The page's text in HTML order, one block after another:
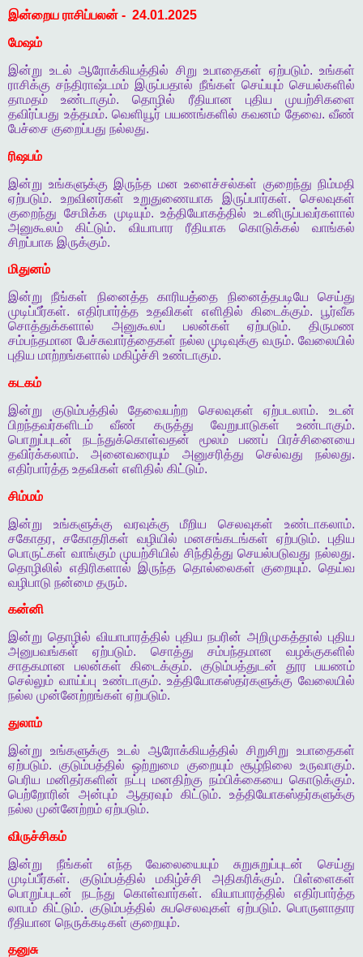
இன்றைய ராசிப்பலன் - 24.01.2025
மேஷம்
இன்று உடல் ஆரோக்கியத்தில் சிறு உபாதைகள் ஏற்படும். உங்கள்
ராசிக்கு சந்திராஷ்டமம் இருப்பதால் நீங்கள் செய்யும் செயல்களில்
தாமதம்
உண்டாகும்.தொழில் ரீதியான புதிய
முயற்சிகளை
தவிர்ப்பது உத்தமம். வெளியூர் பயணங்களில் கவனம் தேவை. வீண்
பேச்சை குறைப்பது நல்லது.
ரிஷபம்
இன்று உங்களுக்கு இருந்த மன உளைச்சல்கள் குறைந்து நிம்மதி
ஏற்படும்.உறவினர்கள் உறுதுணையாக இருப்பார்கள். செலவுகள்
குறைந்து சேமிக்க முடியும்.உத்தியோகத்தில் உடனிருப்பவர்களால்
அனுகூலம்
கிட்டும். வியாபார ரீதியாக கொடுக்கல்
வாங்கல்
சிறப்பாக இருக்கும்.
மிதுனம்
இன்று
நீங்கள் நினைத்த காரியத்தை நினைத்தபடியே
செய்து
முடிப்பீர்கள். எதிர்பார்த்த உதவிகள் எளிதில் கிடைக்கும். பூர்வீக
சொத்துக்களால்
அனுகூலப் பலன்கள் ஏற்படும். திருமண
சம்பந்தமான பேச்சுவார்த்தைகள் நல்ல முடிவுக்கு வரும்.வேலையில்
புதிய மாற்றங்களால் மகிழ்ச்சி உண்டாகும்.
கடகம்
இன்று
குடும்பத்தில் தேவையற்ற செலவுகள் ஏற்படலாம்.உடன்
பிறந்தவர்களிடம்
வீண் கருத்து வேறுபாடுகள் உண்டாகும்.
பொறுப்புடன்
நடந்துக்கொள்வதன் மூலம் பணப்
பிரச்சினையை
தவிர்க்கலாம்.அனைவரையும் அனுசரித்து செல்வது நல்லது.
எதிர்பார்த்த உதவிகள் எளிதில் கிட்டும்.
சிம்மம்
இன்று
உங்களுக்கு வரவுக்கு மீறிய செலவுகள் உண்டாகலாம்.
சகோதர, சகோதரிகள் வழியில் மனசங்கடங்கள் ஏற்படும்.புதிய
பொருட்கள் வாங்கும் முயற்சியில் சிந்தித்து செயல்படுவது நல்லது.
தொழிலில் எதிரிகளால் இருந்த தொல்லைகள் குறையும்.தெய்வ
வழிபாடு நன்மை தரும்.
கன்னி
இன்று தொழில் வியாபாரத்தில் புதிய நபரின் அறிமுகத்தால் புதிய
அனுபவங்கள்
ஏற்படும். சொத்து சம்பந்தமான
வழக்குகளில்
சாதகமான
பலன்கள் கிடைக்கும். குடும்பத்துடன் தூர
பயணம்
செல்லும் வாய்ப்பு உண்டாகும். உத்தியோகஸ்தர்களுக்கு வேலையில்
நல்ல முன்னேற்றங்கள் ஏற்படும்.
துலாம்
இன்று
உங்களுக்கு உடல் ஆரோக்கியத்தில் சிறுசிறு
உபாதைகள்
ஏற்படும்.குடும்பத்தில் ஒற்றுமை குறையும் சூழ்நிலை உருவாகும்.
பெரிய மனிதர்களின் நட்பு மனதிற்கு நம்பிக்கையை கொடுக்கும்.
பெற்றோரின்
அன்பும் ஆதரவும் கிட்டும். உத்தியோகஸ்தர்களுக்கு
நல்ல முன்னேற்றம் ஏற்படும்.
விருச்சிகம்
இன்று
நீங்கள் எந்த வேலையையும் சுறுசுறுப்புடன்
செய்து
முடிப்பீர்கள். குடும்பத்தில் மகிழ்ச்சி அதிகரிக்கும். பிள்ளைகள்
பொறுப்புடன்
நடந்து கொள்வார்கள். வியாபாரத்தில்
எதிர்பார்த்த
லாபம் கிட்டும். குடும்பத்தில் சுபசெலவுகள் ஏற்படும்.பொருளாதார
ரீதியான நெருக்கடிகள் குறையும்.
தனுசு